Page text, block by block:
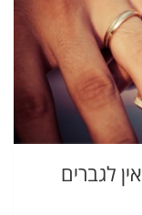
לגברים